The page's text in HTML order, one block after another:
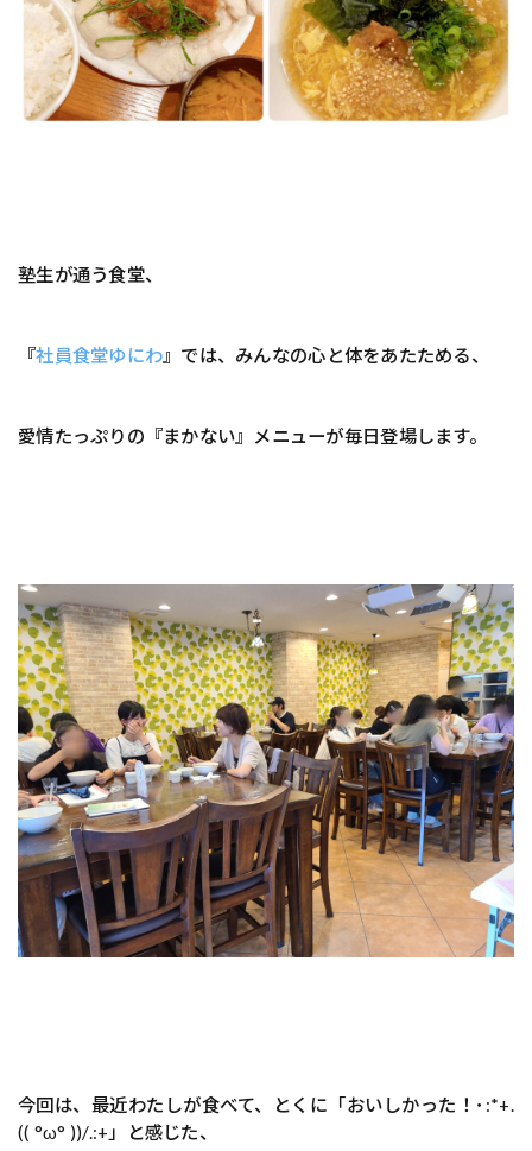
塾生が通う食堂、
『社員食堂ゆにわ』では、みんなの心と体をあたためる、
愛情たっぷりの『まかない』メニューが毎日登場します。
今回は、最近わたしが食べて、とくに「おいしかった！･:*+.
(( °ω° ))/.:+」と感じた、